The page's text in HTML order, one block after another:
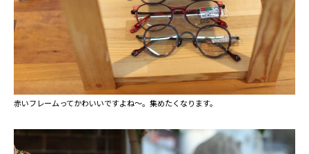
赤いフレームってかわいいですよね～。集めたくなります。